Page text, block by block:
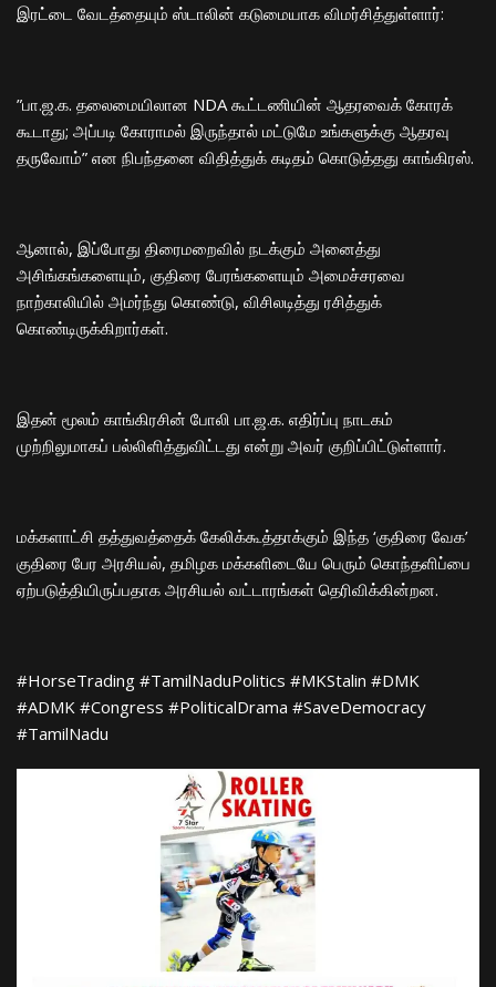
இரட்டை வேடத்தையும் ஸ்டாலின் கடுமையாக விமர்சித்துள்ளார்:
​”பா.ஜ.க. தலைமையிலான NDA கூட்டணியின் ஆதரவைக் கோரக்
கூடாது; அப்படி கோராமல் இருந்தால் மட்டுமே உங்களுக்கு ஆதரவு
தருவோம்” என நிபந்தனை விதித்துக் கடிதம் கொடுத்தது காங்கிரஸ்.
​ஆனால், இப்போது திரைமறைவில் நடக்கும் அனைத்து
அசிங்கங்களையும், குதிரை பேரங்களையும் அமைச்சரவை
நாற்காலியில் அமர்ந்து கொண்டு, விசிலடித்து ரசித்துக்
கொண்டிருக்கிறார்கள்.
​இதன் மூலம் காங்கிரசின் போலி பா.ஜ.க. எதிர்ப்பு நாடகம்
முற்றிலுமாகப் பல்லிளித்துவிட்டது என்று அவர் குறிப்பிட்டுள்ளார்.
​மக்களாட்சி தத்துவத்தைக் கேலிக்கூத்தாக்கும் இந்த ‘குதிரை வேக’
குதிரை பேர அரசியல், தமிழக மக்களிடையே பெரும் கொந்தளிப்பை
ஏற்படுத்தியிருப்பதாக அரசியல் வட்டாரங்கள் தெரிவிக்கின்றன.
​#HorseTrading #TamilNaduPolitics #MKStalin #DMK
#ADMK #Congress #PoliticalDrama #SaveDemocracy
#TamilNadu